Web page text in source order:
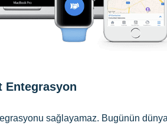
Entegrasyon
sağlayamaz. Bugünün